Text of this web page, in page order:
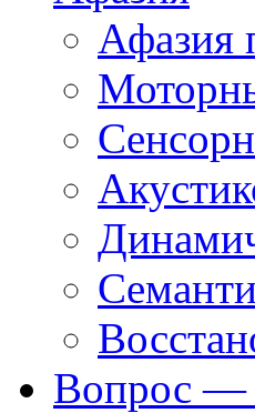
Афазия
Вопрос —